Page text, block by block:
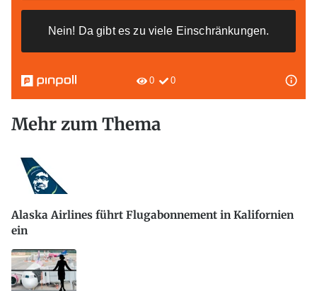
Mehr zum Thema
Alaska Airlines führt Flugabonnement in Kalifornien
ein